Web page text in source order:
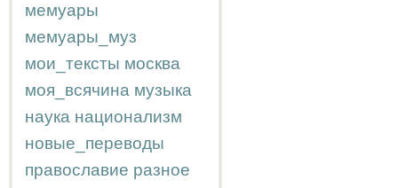
мемуары
мемуары_муз
мои_тексты москва
моя_всячина музыка
наука национализм
новые_переводы
православие разное